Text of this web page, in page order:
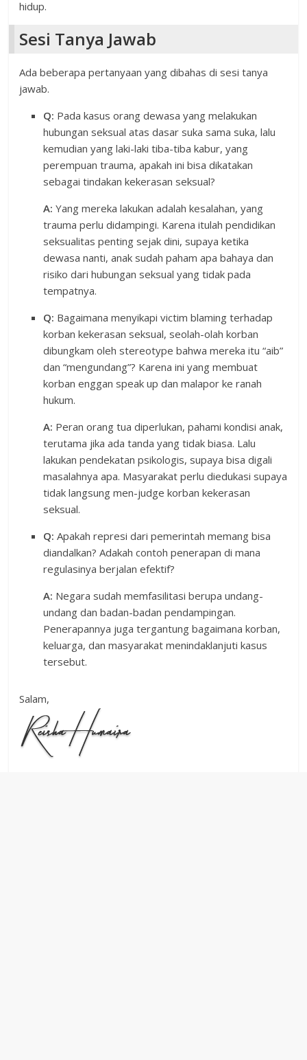
hidup.
Sesi Tanya Jawab
Ada beberapa pertanyaan yang dibahas di sesi tanya
jawab.
Q: Pada kasus orang dewasa yang melakukan
hubungan seksual atas dasar suka sama suka, lalu
kemudian yang laki-laki tiba-tiba kabur, yang
perempuan trauma, apakah ini bisa dikatakan
sebagai tindakan kekerasan seksual?
A: Yang mereka lakukan adalah kesalahan, yang
trauma perlu didampingi. Karena itulah pendidikan
seksualitas penting sejak dini, supaya ketika
dewasa nanti, anak sudah paham apa bahaya dan
risiko dari hubungan seksual yang tidak pada
tempatnya.
Q: Bagaimana menyikapi victim blaming terhadap
korban kekerasan seksual, seolah-olah korban
dibungkam oleh stereotype bahwa mereka itu “aib”
dan “mengundang”? Karena ini yang membuat
korban enggan speak up dan malapor ke ranah
hukum.
A: Peran orang tua diperlukan, pahami kondisi anak,
terutama jika ada tanda yang tidak biasa. Lalu
lakukan pendekatan psikologis, supaya bisa digali
masalahnya apa. Masyarakat perlu diedukasi supaya
tidak langsung men-judge korban kekerasan
seksual.
Q: Apakah represi dari pemerintah memang bisa
diandalkan? Adakah contoh penerapan di mana
regulasinya berjalan efektif?
A: Negara sudah memfasilitasi berupa undang-
undang dan badan-badan pendampingan.
Penerapannya juga tergantung bagaimana korban,
keluarga, dan masyarakat menindaklanjuti kasus
tersebut.
Salam,